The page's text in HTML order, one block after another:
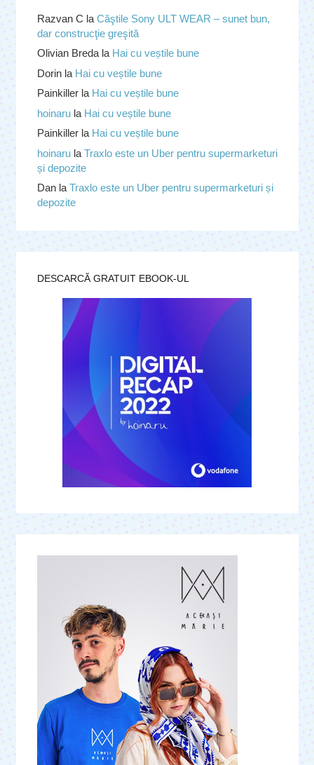
Razvan C la Căştile Sony ULT WEAR – sunet bun,
dar construcţie greşită
Olivian Bredala Hai cu veștile bune
Dorinla Hai cu veștile bune
Painkillerla Hai cu veștile bune
hoinarula Hai cu veștile bune
Painkillerla Hai cu veștile bune
hoinarula Traxlo este un Uber pentru supermarketuri
și depozite
DanlaTraxlo este un Uber pentru supermarketuri și
depozite
DESCARCĂ GRATUIT EBOOK-UL